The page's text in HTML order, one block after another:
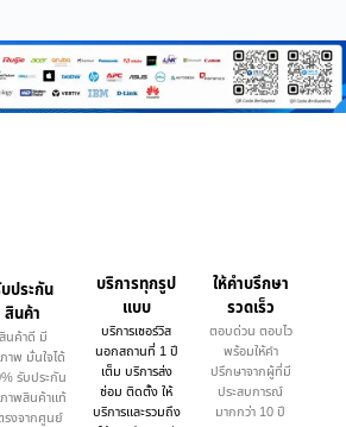
ประกัน
สินค้า
สินค้าดี มี
พ มั่นใจได้
รับประกัน
าพสินค้าแท้
รงจากศูนย์
บริการทุกรูป
แบบ
บริการเซอร์วิส
นอกสถานที่ 1 ปี
เต็ม บริการส่ง
ซ่อม ติดตั้ง ให้
บริการและรวมถึง
ให้คำบรึกษา
รวดเร็ว
ตอบด่วน ตอบไว
พร้อมให้คำ
ปรึกษาจากผู้ที่มี
ประสบการณ์
มากกว่า 10 ปี